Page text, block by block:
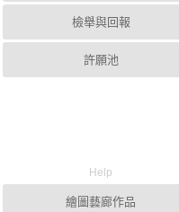
檢舉與回報
許願池
Help
繪圖藝廊作品